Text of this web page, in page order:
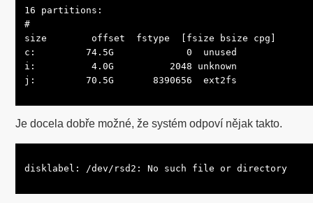
16 partitions:
#
size        offset  fstype  [fsize bsize cpg]
c:         74.5G             0  unused
i:          4.0G          2048 unknown
j:         70.5G       8390656  ext2fs
Je docela dobře možné, že systém odpoví nějak takto.
disklabel: /dev/rsd2: No such file or directory